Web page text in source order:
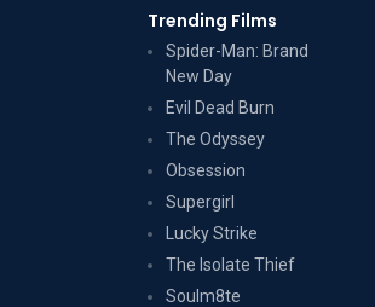
Trending Films
Spider-Man: Brand
New Day
Evil Dead Burn
The Odyssey
Obsession
Supergirl
Lucky Strike
The Isolate Thief
Soulm8te